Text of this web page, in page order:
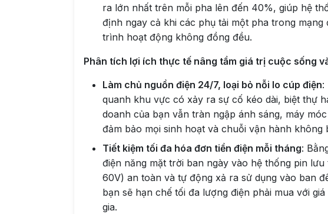
ra lớn nhất trên mỗi pha lên đến 40%, giúp hệ
định ngay cả khi các phụ tải một pha trong mạng
trình hoạt động không đồng đều.
Phân tích lợi ích thực tế nâng tầm giá trị cuộc sống
Làm chủ nguồn điện 24/7, loại bỏ nỗi lo cúp điện:
quanh khu vực có xảy ra sự cố kéo dài, biệt thự
doanh của bạn vẫn tràn ngập ánh sáng, máy
đảm bảo mọi sinh hoạt và chuỗi vận hành không
Tiết kiệm tối đa hóa đơn tiền điện mỗi tháng:
điện năng mặt trời ban ngày vào hệ thống pin
60V) an toàn và tự động xả ra sử dụng vào ban
bạn sẽ hạn chế tối đa lượng điện phải mua với
gia.